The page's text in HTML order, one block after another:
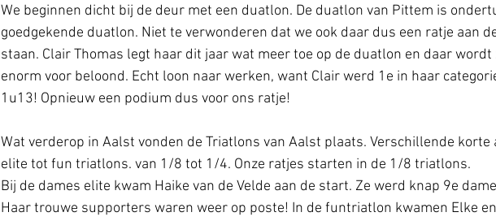
We beginnen dicht bij de deur met een duatlon. De duatlon van Pittem is
goedgekende duatlon. Niet te verwonderen dat we ook daar dus een ratje aan
staan. Clair Thomas legt haar dit jaar wat meer toe op de duatlon en daar wordt
enorm voor beloond. Echt loon naar werken, want Clair werd 1e in haar
1u13! Opnieuw een podium dus voor ons ratje!
Wat verderop in Aalst vonden de Triatlons van Aalst plaats. Verschillende korte
elite tot fun triatlons. van 1/8 tot 1/4. Onze ratjes starten in de 1/8 triatlons.
Bij de dames elite kwam Haike van de Velde aan de start. Ze werd knap 9e
Haar trouwe supporters waren weer op poste! In de funtriatlon kwamen Elke